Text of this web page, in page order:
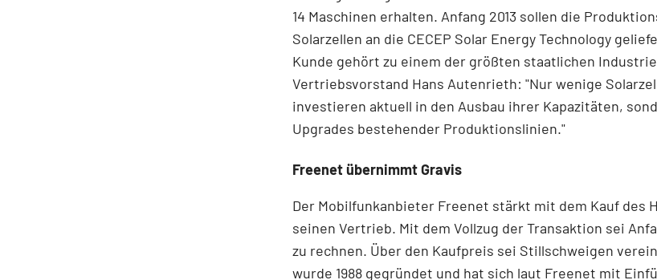
14 Maschinen erhalten. Anfang 2013 sollen die
Solarzellen an die CECEP Solar Energy Technology
Kunde gehört zu einem der größten staatlichen
Vertriebsvorstand Hans Autenrieth: "Nur wenige
investieren aktuell in den Ausbau ihrer Kapazitäten,
Upgrades bestehender Produktionslinien."
Freenet übernimmt Gravis
Der Mobilfunkanbieter Freenet stärkt mit dem Kauf des
seinen Vertrieb. Mit dem Vollzug der Transaktion sei
zu rechnen. Über den Kaufpreis sei Stillschweigen
wurde 1988 gegründet und hat sich laut Freenet mit